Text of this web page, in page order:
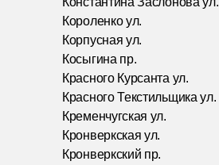
Короленко ул.
Корпусная ул.
Косыгина пр.
Красного Курсанта ул.
Красного Текстильщика ул.
Кременчугская ул.
Кронверкская ул.
Кронверкский пр.